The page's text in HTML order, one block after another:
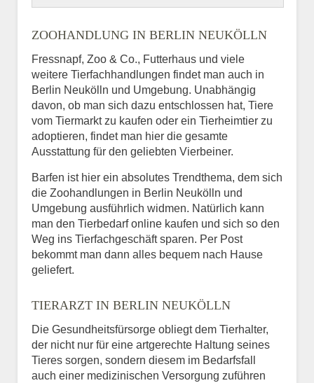
ZOOHANDLUNG IN BERLIN NEUKÖLLN
Fressnapf, Zoo & Co., Futterhaus und viele
weitere Tierfachhandlungen findet man auch in
Berlin Neukölln und Umgebung. Unabhängig
davon, ob man sich dazu entschlossen hat, Tiere
vom Tiermarkt zu kaufen oder ein Tierheimtier zu
adoptieren, findet man hier die gesamte
Ausstattung für den geliebten Vierbeiner.
Barfen ist hier ein absolutes Trendthema, dem sich
die Zoohandlungen in Berlin Neukölln und
Umgebung ausführlich widmen. Natürlich kann
man den Tierbedarf online kaufen und sich so den
Weg ins Tierfachgeschäft sparen. Per Post
bekommt man dann alles bequem nach Hause
geliefert.
TIERARZT IN BERLIN NEUKÖLLN
Die Gesundheitsfürsorge obliegt dem Tierhalter,
der nicht nur für eine artgerechte Haltung seines
Tieres sorgen, sondern diesem im Bedarfsfall
auch einer medizinischen Versorgung zuführen